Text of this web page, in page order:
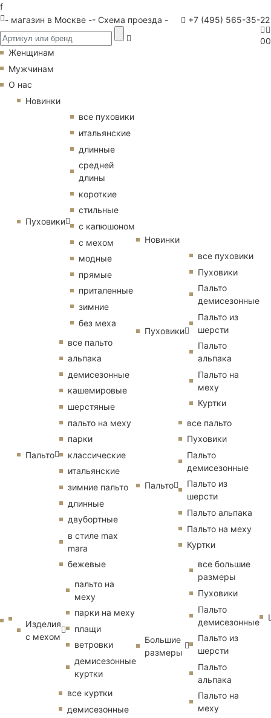
f
- магазин в Москве -- Схема проезда - +7 (495) 565-35-22
00
Женщинам
Мужчинам
О нас
Новинки
Пуховики
все пуховики
итальянские
длинные
средней
длины
короткие
стильные
с капюшоном
с мехом
модные
прямые
приталенные
зимние
без меха
Пальто
все пальто
альпака
демисезонные
кашемировые
шерстяные
пальто на меху
парки
классические
итальянские
зимние пальто
длинные
двубортные
в стиле max
mara
бежевые
Изделия
с мехом
пальто на
меху
парки на меху
плащи
ветровки
демисезонные
куртки
все куртки
демисезонные
Новинки
Пуховики
все пуховики
Пуховики
Пальто
демисезонные
Пальто из
шерсти
Пальто
альпака
Пальто на
меху
Куртки
Пальто
все пальто
Пуховики
Пальто
демисезонные
Пальто из
шерсти
Пальто альпака
Пальто на меху
Куртки
Большие
размеры
все большие
размеры
Пуховики
Пальто
демисезонные
Пальто из
шерсти
Пальто
альпака
Пальто на
меху